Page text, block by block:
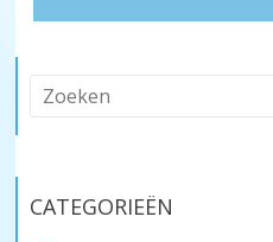
CATEGORIEËN